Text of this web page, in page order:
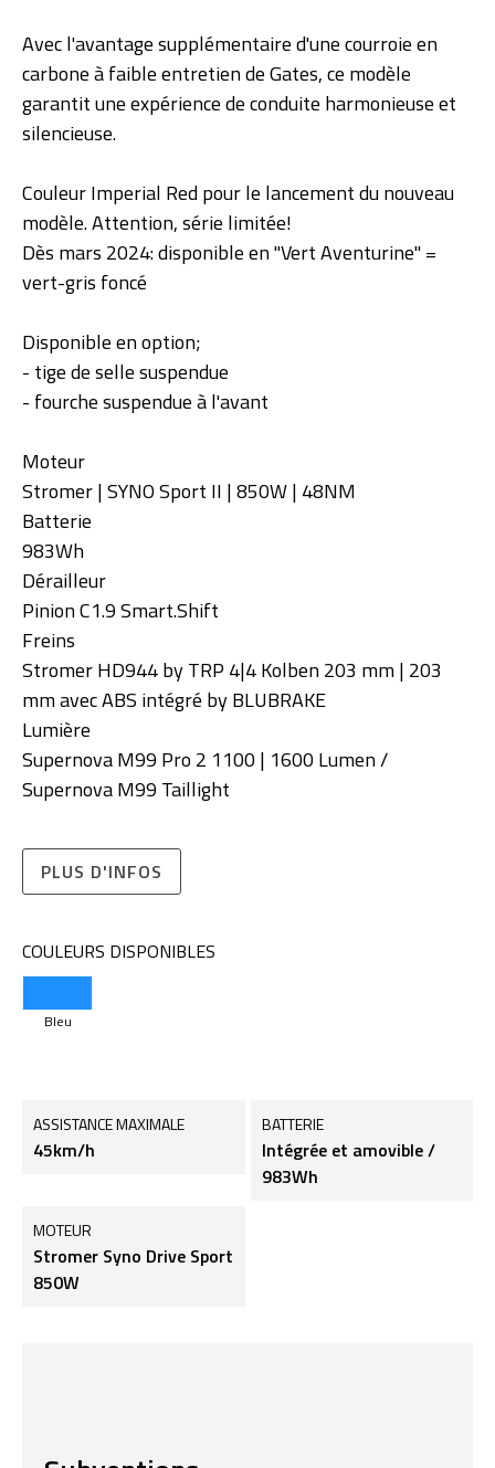
Avec l'avantage supplémentaire d'une courroie en
carbone à faible entretien de Gates, ce modèle
garantit une expérience de conduite harmonieuse et
silencieuse.
Couleur Imperial Red pour le lancement du nouveau
modèle. Attention, série limitée!
Dès mars 2024: disponible en "Vert Aventurine" =
vert-gris foncé
Disponible en option;
- tige de selle suspendue
- fourche suspendue à l'avant
Moteur
Stromer | SYNO Sport II | 850W | 48NM
Batterie
983Wh
Dérailleur
Pinion C1.9 Smart.Shift
Freins
Stromer HD944 by TRP 4|4 Kolben 203 mm | 203
mm avec ABS intégré by BLUBRAKE
Lumière
Supernova M99 Pro 2 1100 | 1600 Lumen /
Supernova M99 Taillight
PLUS D'INFOS
COULEURS DISPONIBLES
Bleu
ASSISTANCE MAXIMALE
45km/h
BATTERIE
Intégrée et amovible /
983Wh
MOTEUR
Stromer Syno Drive Sport
850W